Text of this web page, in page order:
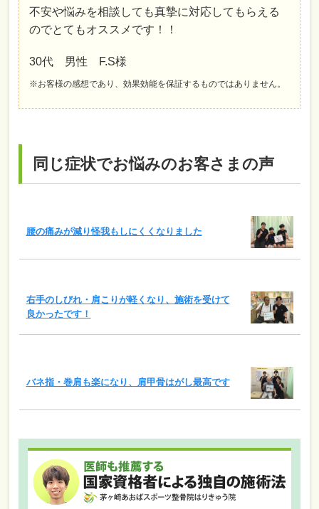
不安や悩みを相談しても真摯に対応してもらえる
のでとてもオススメです！！
30代 男性 F.S様
※お客様の感想であり、効果効能を保証するものではありません。
同じ症状でお悩みのお客さまの声
腰の痛みが減り怪我もしにくくなりました
右手のしびれ・肩こりが軽くなり、施術を受けて
良かったです！
バネ指・巻肩も楽になり、肩甲骨はがし最高です